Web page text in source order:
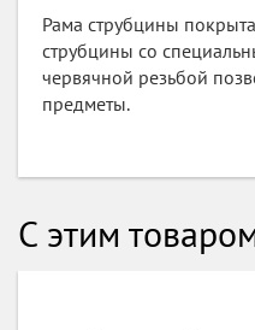
Рама струбцины
струбцины со
червячной резьбой
предметы.
С этим